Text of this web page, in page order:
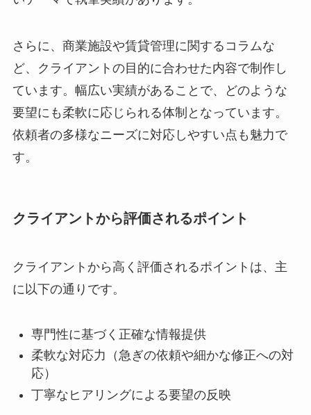
さらに、商業施設や賃貸管理に関するコラムな
ど、クライアントの目的に合わせた内容で制作し
ています。幅広い実績があることで、どのような
要望にも柔軟に応じられる体制となっています。
依頼者の多様なニーズに対応しやすい点も魅力で
す。
クライアントから評価されるポイント
クライアントから高く評価されるポイントは、主
に以下の通りです。
専門性に基づく正確な情報提供
柔軟な対応力（急ぎの依頼や細かな修正への対
応）
丁寧なヒアリングによる要望の反映